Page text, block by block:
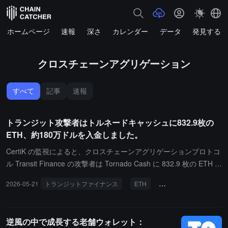
ホームページ 速報 深さ カレンダー データ 発見する
クロスチェーンアグリゲーション
すべて 記事 速報
トランジット攻撃者はトルネードキャッシュに832.9枚の
ETH、約180万ドルを入金しました。
CertiK の監視によると、クロスチェーンアグリゲーションプロトコ
ル Transit Finance の攻撃者は Tornado Cash に 832.9 枚の ETH を
2026-05-21 トランジットファイナンス ETH クロスチェーンアグリ
逆風の中で成長する老舗ウォレット：